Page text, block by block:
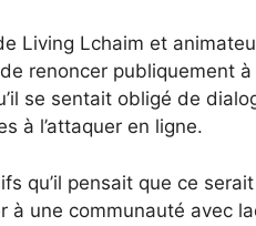
Living Lchaim et
renoncer publiquement
se sentait obligé de
à l’attaquer en ligne.
qu’il pensait que ce
à une communauté avec